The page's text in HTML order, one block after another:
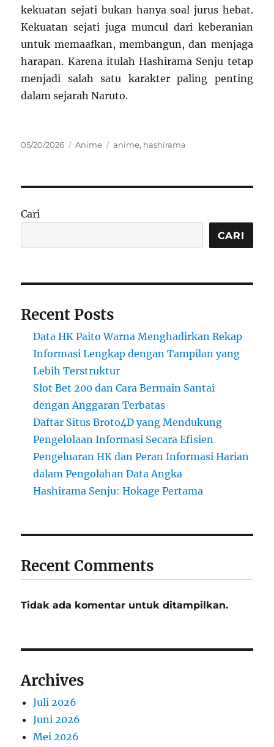
kekuatan sejati bukan hanya soal jurus hebat.
Kekuatan sejati juga muncul dari keberanian
untuk memaafkan, membangun, dan menjaga
harapan. Karena itulah Hashirama Senju tetap
menjadi salah satu karakter paling penting
dalam sejarah Naruto.
Posted
05/20/2026 Categories
Anime Tags
anime, hashirama
Cari
CARI
Recent Posts
Data HK Paito Warna Menghadirkan Rekap
Informasi Lengkap dengan Tampilan yang
Lebih Terstruktur
Slot Bet 200 dan Cara Bermain Santai
dengan Anggaran Terbatas
Daftar Situs Broto4D yang Mendukung
Pengelolaan Informasi Secara Efisien
Pengeluaran HK dan Peran Informasi Harian
dalam Pengolahan Data Angka
Hashirama Senju: Hokage Pertama
Recent Comments
Tidak ada komentar untuk ditampilkan.
Archives
Juli 2026
Juni 2026
Mei 2026